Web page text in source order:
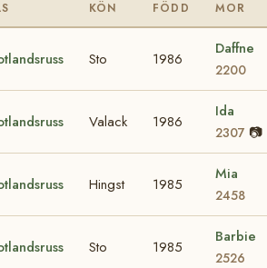
KÖN FÖDD MOR
Sto 1986
Daffne
2200
Valack 1986
Ida
2307 📷
Hingst 1985
Mia
2458
Sto 1985
Barbie
2526